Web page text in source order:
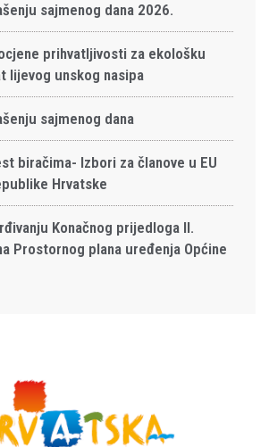
sajmenog dana 2026.
prihvatljivosti za ekološku
lijevog unskog nasipa
sajmenog dana
biračima- Izbori za članove u EU
Hrvatske
Konačnog prijedloga II.
Prostornog plana uređenja Općine